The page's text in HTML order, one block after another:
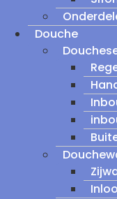
Douche